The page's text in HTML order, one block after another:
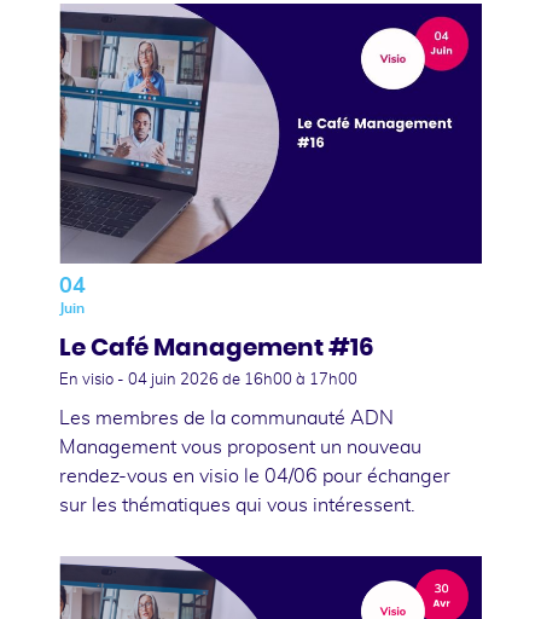
04
Juin
Le Café Management #16
En visio - 04 juin 2026 de 16h00 à 17h00
Les membres de la communauté ADN
Management vous proposent un nouveau
rendez-vous en visio le 04/06 pour échanger
sur les thématiques qui vous intéressent.